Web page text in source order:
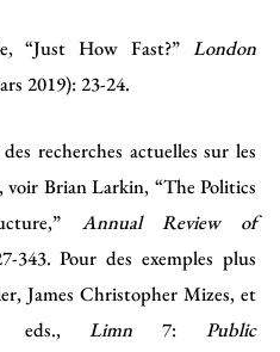
“Just How Fast?” London
2019): 23-24.
recherches actuelles sur les
Brian Larkin, “The Politics
Annual Review of
343. Pour des exemples plus
James Christopher Mizes, et
eds.,Limn7:Public